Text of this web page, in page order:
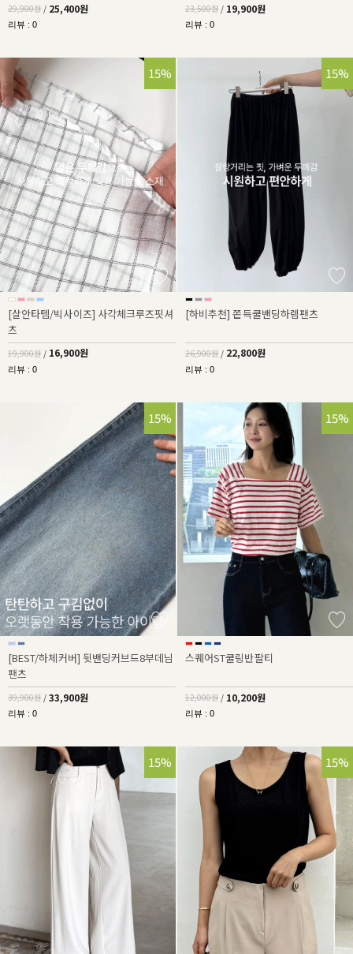
29,900원 / 25,400원
리뷰 : 0
23,500원 / 19,900원
리뷰 : 0
15%
[살안타템/빅사이즈] 사각체크루즈핏셔
츠
19,900원 / 16,900원
리뷰 : 0
15%
[하비추천] 쫀득쿨밴딩하렘팬츠
26,900원 / 22,800원
리뷰 : 0
15%
[BEST/하체커버] 뒷밴딩커브드8부데님
팬츠
39,900원 / 33,900원
리뷰 : 0
15%
스퀘어ST쿨링반팔티
12,000원 / 10,200원
리뷰 : 0
15% 15%